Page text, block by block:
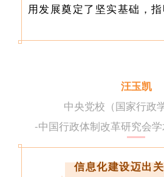
用发展奠定了坚实基础，指
汪玉凯
中央党校（国家行政
-中国行政体制改革研究会
信息化建设迈出